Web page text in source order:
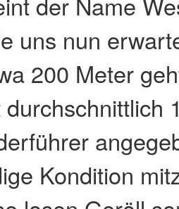
uns nun
200 Meter
Kondition